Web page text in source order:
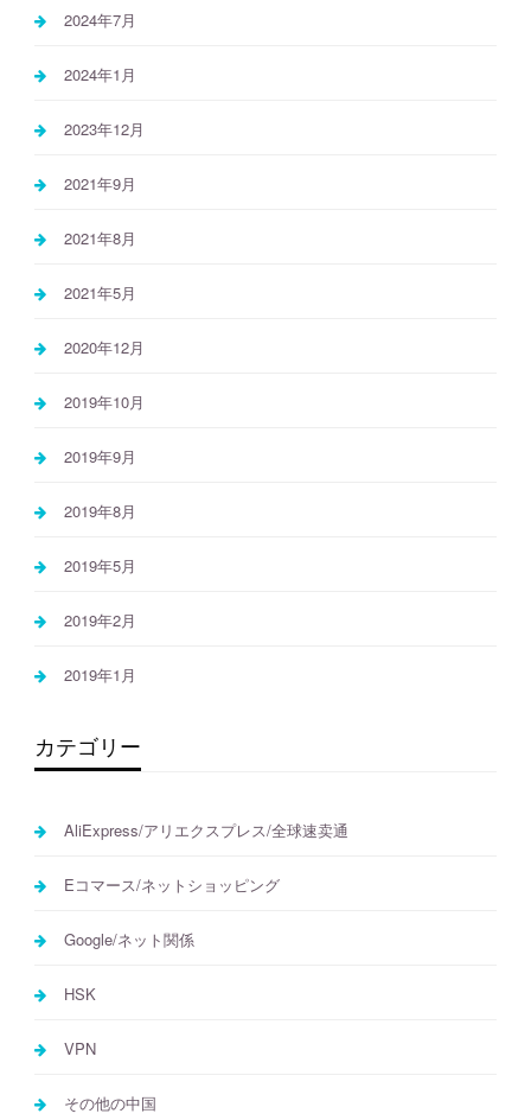
2024年7月
2024年1月
2023年12月
2021年9月
2021年8月
2021年5月
2020年12月
2019年10月
2019年9月
2019年8月
2019年5月
2019年2月
2019年1月
カテゴリー
AliExpress/アリエクスプレス/全球速卖通
Eコマース/ネットショッピング
Google/ネット関係
HSK
VPN
その他の中国